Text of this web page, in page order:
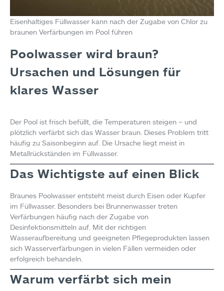
Eisenhaltiges Füllwasser kann nach der Zugabe von Chlor zu
braunen Verfärbungen im Pool führen
Poolwasser wird braun?
Ursachen und Lösungen für
klares Wasser
Der Pool ist frisch befüllt, die Temperaturen steigen – und
plötzlich verfärbt sich das Wasser braun. Dieses Problem tritt
häufig zu Saisonbeginn auf. Die Ursache liegt meist in
Metallrückständen im Füllwasser.
Das Wichtigste auf einen Blick
Braunes Poolwasser entsteht meist durch Eisen oder Kupfer
im Füllwasser. Besonders bei Brunnenwasser treten
Verfärbungen häufig nach der Zugabe von
Desinfektionsmitteln auf. Mit der richtigen
Wasseraufbereitung und geeigneten Pflegeprodukten lassen
sich Wasserverfärbungen in vielen Fällen vermeiden oder
erfolgreich behandeln.
Warum verfärbt sich mein